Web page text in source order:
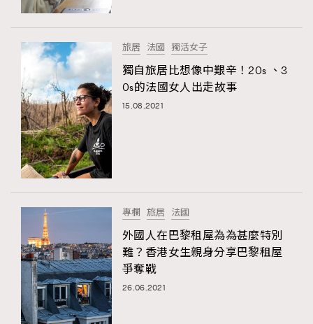
旅居 法國 獨活女子
獨自旅居比想像中艱辛！20s 、3
0s的法國女人出走故事
15.08.2021
專欄 旅居 法國
外國人在巴黎租屋為為甚麼特別
難？香港女生親身分享巴黎租屋
爭奪戰
26.06.2021